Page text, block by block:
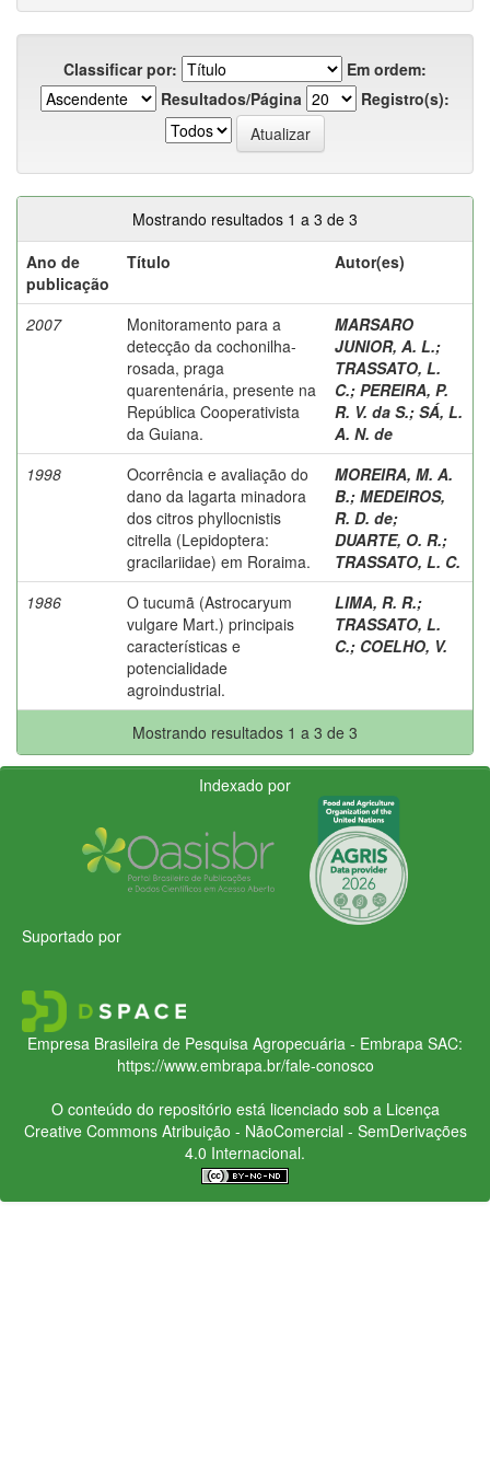
Classificar por:
Em ordem:
Resultados/Página
Registro(s):
Mostrando resultados 1 a 3 de 3
Ano de
publicação
Título Autor(es)
2007
Monitoramento para a
detecção da cochonilha-
rosada, praga
quarentenária, presente na
República Cooperativista
da Guiana.
MARSARO
JUNIOR, A. L.;
TRASSATO, L.
C.; PEREIRA, P.
R. V. da S.; SÁ, L.
A. N. de
1998
Ocorrência e avaliação do
dano da lagarta minadora
dos citros phyllocnistis
citrella (Lepidoptera:
gracilariidae) em Roraima.
MOREIRA, M. A.
B.; MEDEIROS,
R. D. de;
DUARTE, O. R.;
TRASSATO, L. C.
1986
O tucumã (Astrocaryum
vulgare Mart.) principais
características e
potencialidade
agroindustrial.
LIMA, R. R.;
TRASSATO, L.
C.; COELHO, V.
Mostrando resultados 1 a 3 de 3
Indexado por
Suportado por
Empresa Brasileira de Pesquisa Agropecuária - Embrapa SAC:
https://www.embrapa.br/fale-conosco
O conteúdo do repositório está licenciado sob a Licença
Creative CommonsAtribuição - NãoComercial - SemDerivações
4.0 Internacional.